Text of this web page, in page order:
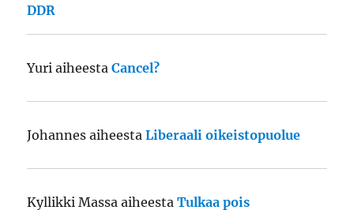
DDR
Yuri aiheestaCancel?
Johannes aiheestaLiberaali oikeistopuolue
Kyllikki Massa aiheestaTulkaa pois